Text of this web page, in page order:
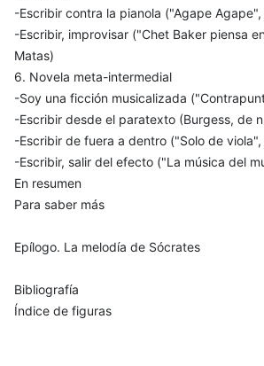
-Escribir contra la pianola ("Agape Agape",
-Escribir, improvisar ("Chet Baker piensa
Matas)
6. Novela meta-intermedial
-Soy una ficción musicalizada
-Escribir desde el paratexto (Burgess, de
-Escribir de fuera a dentro ("Solo de viola",
-Escribir, salir del efecto ("La música del
En resumen
Para saber más
Epílogo. La melodía de Sócrates
Bibliografía
Índice de figuras